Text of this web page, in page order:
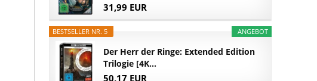
31,99 EUR
ANGEBOT
BESTSELLER NR. 5
Der Herr der Ringe: Extended Edition
Trilogie [4K...
50,17 EUR